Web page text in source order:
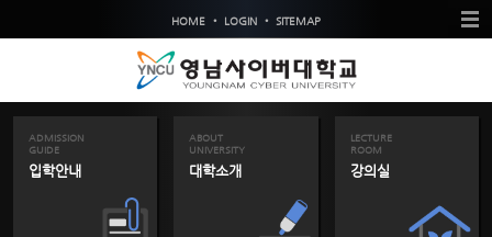
HOME • LOGIN • SITEMAP
ADMISSION
GUIDE
입학안내
ABOUT
UNIVERSITY
대학소개
LECTURE
ROOM
강의실